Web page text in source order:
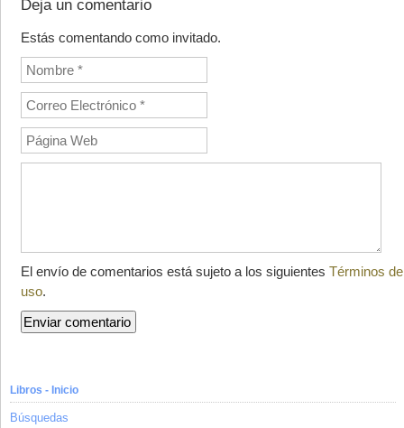
Deja un comentario
Estás comentando como invitado.
El envío de comentarios está sujeto a los siguientes Términos de
uso.
Libros - Inicio
Búsquedas